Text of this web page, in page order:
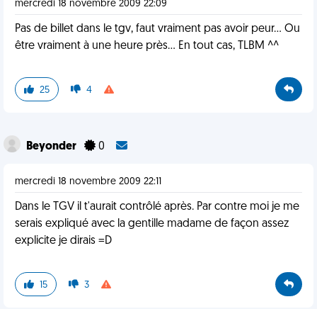
mercredi 18 novembre 2009 22:09
Pas de billet dans le tgv, faut vraiment pas avoir peur... Ou
être vraiment à une heure près... En tout cas, TLBM ^^
25 4
Beyonder 0
mercredi 18 novembre 2009 22:11
Dans le TGV il t'aurait contrôlé après. Par contre moi je me
serais expliqué avec la gentille madame de façon assez
explicite je dirais =D
15 3